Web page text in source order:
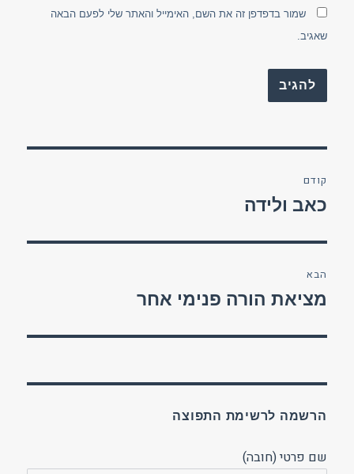
שמור בדפדפן זה את השם, האימייל והאתר שלי לפעם הבאה
שאגיב.
קודם
הפוסט
כאב ולידה
הבא
הפוסט
מציאת הורה פנימי אחר
הרשמה לרשימת התפוצה
שם פרטי (חובה)